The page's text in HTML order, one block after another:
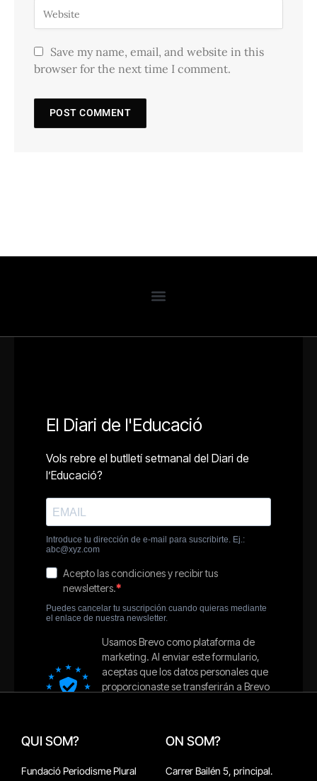
Save my name, email, and website in this
browser for the next time I comment.
QUI SOM?
Fundació Periodisme Plural
ON SOM?
Carrer Bailén 5, principal.